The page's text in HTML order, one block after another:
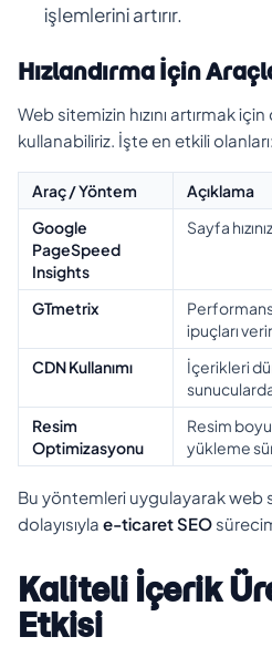
işlemlerini artırır.
Hızlandırma İçin
Web sitemizin hızını artırmak
kullanabiliriz. İşte en etkili olanları:
Araç / Yöntem
Açıklama
Google
PageSpeed
Insights
Sayfa
GTmetrix
Performans
ipuçları
CDN Kullanımı
İçerikleri
sunucularda
Resim
Optimizasyonu
Resim
yükleme
Bu yöntemleri uygulayarak web
dolayısıyla e-ticaret SEO
Kaliteli İçerik
Etkisi